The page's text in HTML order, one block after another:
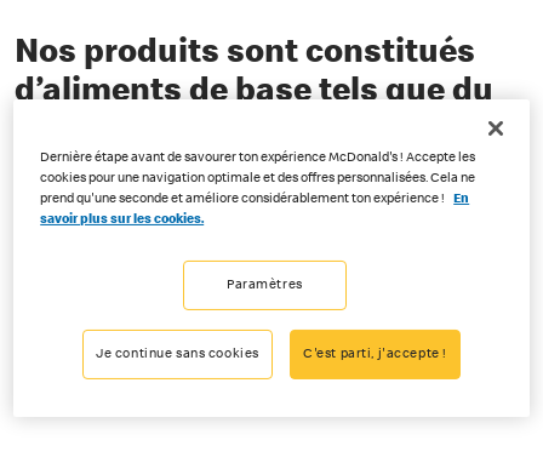
Nos produits sont constitués
d’aliments de base tels que du
des pommes de terre, des
céréales et du lait.
Nous vous dévoilons notre
secret
Dernière étape avant de savourer ton expérience McDonald's ! Accepte les
cookies pour une navigation optimale et des offres personnalisées. Cela ne
prend qu'une seconde et améliore considérablement ton expérience !
En
savoir plus sur les cookies.
Paramètres
Je continue sans cookies C'est parti, j'accepte !